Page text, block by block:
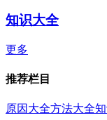
知识大全
更多
推荐栏目
原因大全方法大全